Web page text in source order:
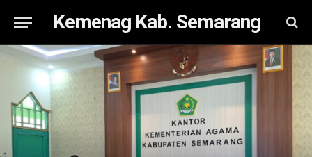
Kemenag Kab. Semarang